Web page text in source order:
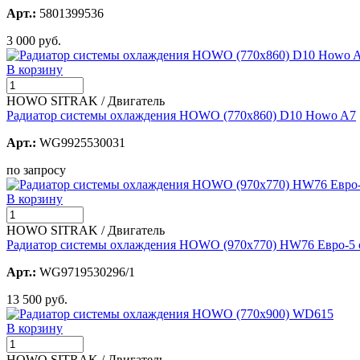
Арт.: 5801399536
3 000 руб.
В корзину
HOWO SITRAK / Двигатель
Радиатор системы охлаждения HOWO (770х860) D10 Howo A7
Арт.: WG9925530031
по запросу
В корзину
HOWO SITRAK / Двигатель
Радиатор системы охлаждения HOWO (970х770) HW76 Евро-5
Арт.: WG9719530296/1
13 500 руб.
В корзину